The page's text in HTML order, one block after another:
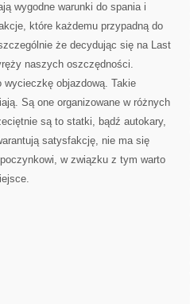
wygodne warunki do spania i
które każdemu przypadną do
że decydując się na Last
naszych oszczędności.
wycieczkę objazdową. Takie
Są one organizowane w różnych
są to statki, bądź autokary,
satysfakcję, nie ma się
w związku z tym warto